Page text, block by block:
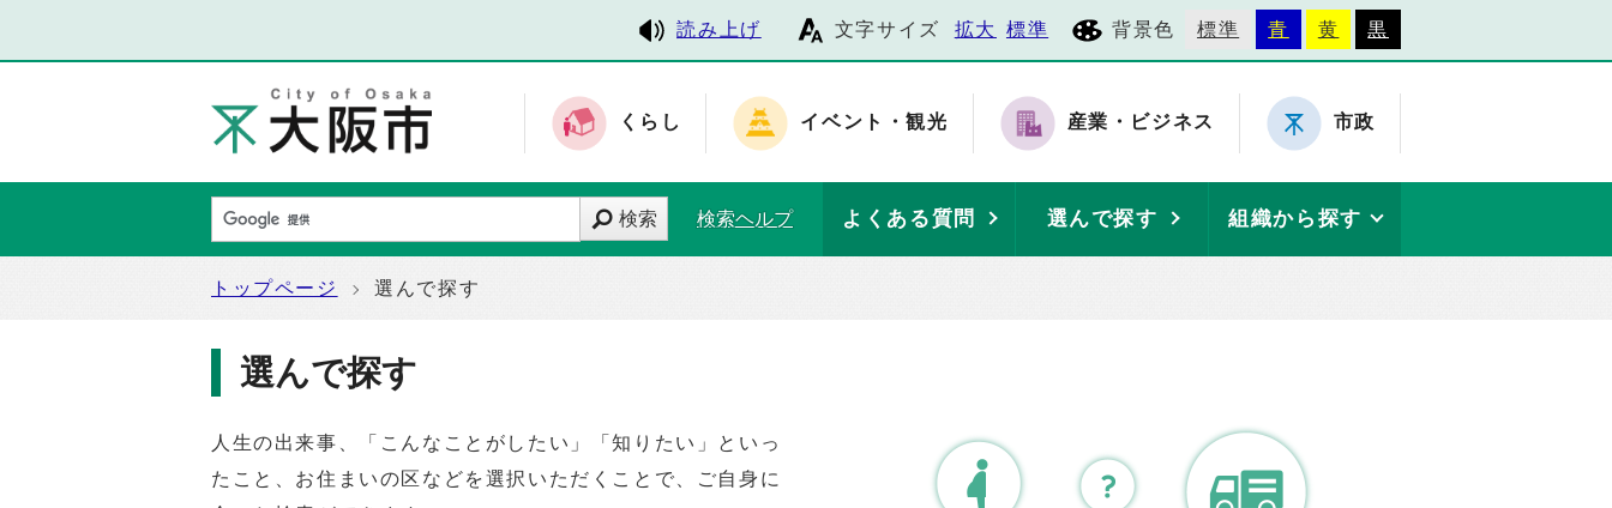
読み上げ 文字サイズ 拡大 標準 背景色 標準 青 黄 黒
くらし イベント・観光 産業・ビジネス 市政
検索 検索ヘルプ よくある質問 選んで探す 組織から探す
トップページ 選んで探す
選んで探す
人生の出来事、「こんなことがしたい」「知りたい」といっ
たこと、お住まいの区などを選択いただくことで、ご自身に